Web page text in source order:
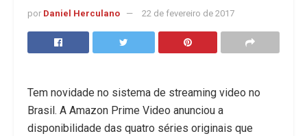
por Daniel Herculano 22 de fevereiro de 2017
Tem novidade no sistema de streaming video no
Brasil. A Amazon Prime Video anunciou a
disponibilidade das quatro séries originais que